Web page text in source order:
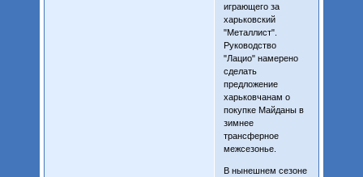
играющего за
харьковский
"Металлист".
Руководство
"Лацио" намерено
сделать
предложение
харьковчанам о
покупке Майданы в
зимнее
трансферное
межсезонье.
В нынешнем сезоне